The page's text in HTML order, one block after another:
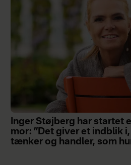
Inger Støjberg har startet
mor: ”Det giver et indblik
tænker og handler, som